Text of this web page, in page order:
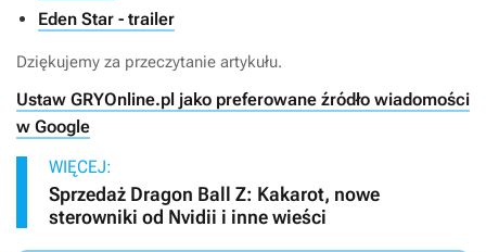
Eden Star - trailer
Dziękujemy za przeczytanie artykułu.
Ustaw GRYOnline.pl jako preferowane źródło wiadomości
w Google
WIĘCEJ:
Sprzedaż Dragon Ball Z: Kakarot, nowe
sterowniki od Nvidii i inne wieści